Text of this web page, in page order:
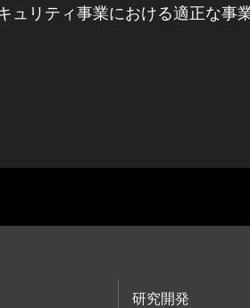
ュリティ事業における適正な
研究開発